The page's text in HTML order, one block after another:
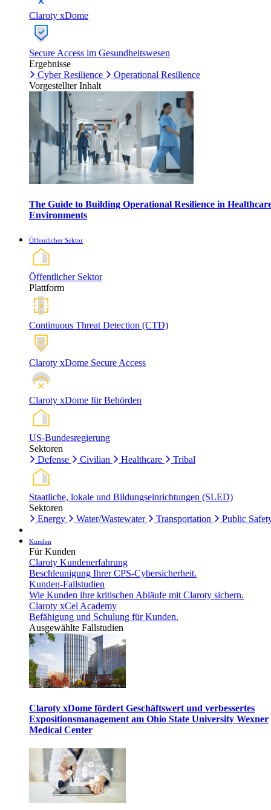
Claroty xDome
Secure Access im Gesundheitswesen
Ergebnisse
Cyber Resilience
Operational Resilience
Vorgestellter Inhalt
The Guide to Building Operational Resilience in
Environments
Öffentlicher Sektor
Öffentlicher Sektor
Plattform
Continuous Threat Detection (CTD)
Claroty xDome Secure Access
Claroty xDome für Behörden
US-Bundesregierung
Sektoren
Defense
Civilian Healthcare Tribal
Staatliche, lokale und Bildungseinrichtungen (SLED)
Sektoren
Energy
Water/Wastewater Transportation Public
Kunden
Für Kunden
Claroty Kundenerfahrung
Beschleunigung Ihrer CPS-Cybersicherheit.
Kunden-Fallstudien
Wie Kunden ihre kritischen Abläufe mit Claroty sichern.
Claroty xCel Academy
Befähigung und Schulung für Kunden.
Ausgewählte Fallstudien
Claroty xDome fördert Geschäftswert und verbessertes
Expositionsmanagement am Ohio State University Wexner
Medical Center